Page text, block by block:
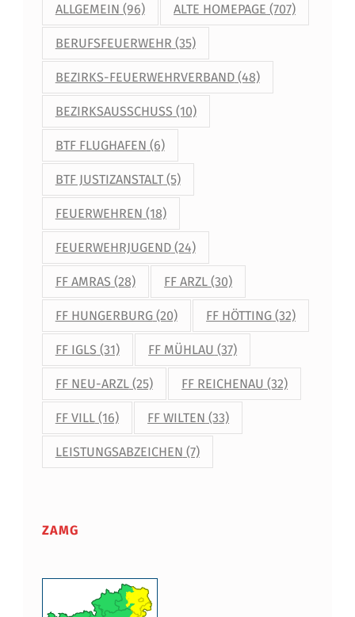
ALLGEMEIN (96) ALTE HOMEPAGE (707)
BERUFSFEUERWEHR (35)
BEZIRKS-FEUERWEHRVERBAND(48)
BEZIRKSAUSSCHUSS (10)
BTF FLUGHAFEN (6)
BTF JUSTIZANSTALT(5)
FEUERWEHREN (18)
FEUERWEHRJUGEND(24)
FF AMRAS (28) FF ARZL (30)
FF HUNGERBURG(20) FF HÖTTING (32)
FF IGLS (31) FF MÜHLAU (37)
FF NEU-ARZL(25) FF REICHENAU (32)
FF VILL(16) FF WILTEN (33)
LEISTUNGSABZEICHEN (7)
ZAMG